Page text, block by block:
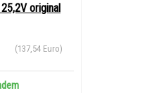
original
(137,54 Euro)